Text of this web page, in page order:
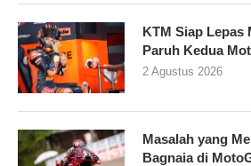
KTM Siap Lepas
Paruh Kedua
2 Agustus 2026
Masalah yang
Bagnaia di